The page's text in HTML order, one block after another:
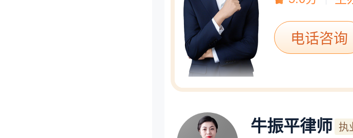
电话咨询
牛振平律师 执